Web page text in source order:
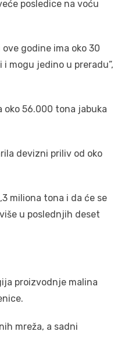
posledice na voću
godine ima oko 30
mogu jedino u preradu”,
oko 56.000 tona jabuka
devizni priliv od oko
miliona tona i da će se
u poslednjih deset
proizvodnje malina
mreža, a sadni